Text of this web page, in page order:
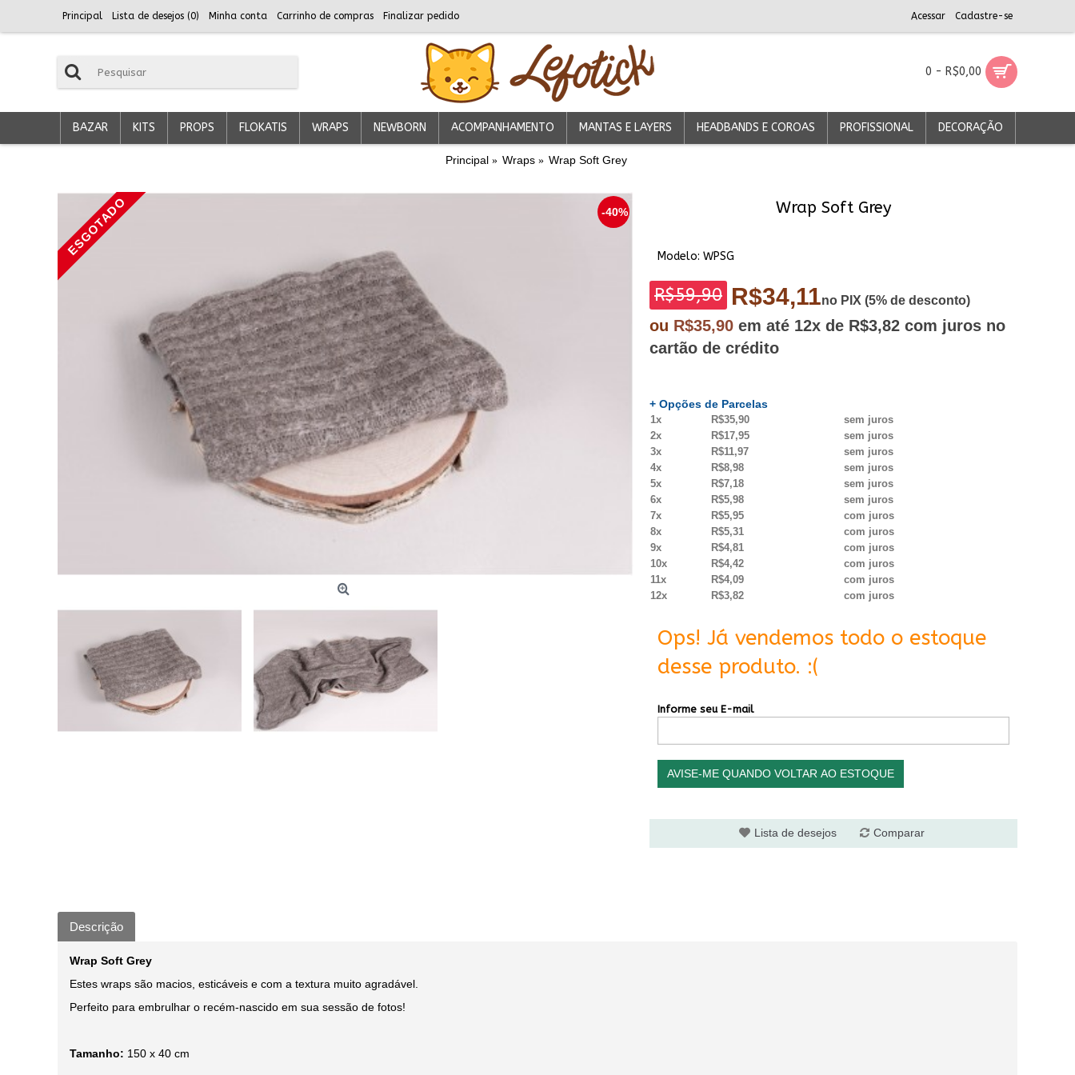
Principal Lista de desejos (0) Minha conta Carrinho de compras Finalizar pedido Acessar Cadastre-se
0 - R$0,00
BAZAR KITS PROPS FLOKATIS WRAPS NEWBORN ACOMPANHAMENTO MANTAS E LAYERS HEADBANDS E COROAS PROFISSIONAL DECORAÇÃO
Principal Wraps Wrap Soft Grey
-40%
ESGOTADO Wrap Soft Grey
Modelo: WPSG
R$59,90 R$34,11no PIX (5% de desconto)
ou R$35,90 em até 12x de R$3,82 com juros no
cartão de crédito
+ Opções de Parcelas
1x R$35,90
sem juros
2x
R$17,95
sem juros
3x
R$11,97
sem juros
4x
R$8,98
sem juros
5x
R$7,18
sem juros
6x
R$5,98
sem juros
7x
R$5,95
com juros
8x
R$5,31
com juros
9x
R$4,81
com juros
10x
R$4,42
com juros
11x
R$4,09
com juros
12x
R$3,82 com juros
Ops! Já vendemos todo o estoque
desse produto. :(
Informe seu E-mail
AVISE-ME QUANDO VOLTAR AO ESTOQUE
Lista de desejos Comparar
Descrição
Wrap Soft Grey
Estes wraps são macios, esticáveis e com a textura muito agradável.
Perfeito para embrulhar o recém-nascido em sua sessão de fotos!
Tamanho: 150 x 40 cm